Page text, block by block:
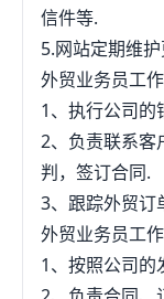
信件等.
5.网站定期维
外贸业务员工
1、执行公司的
2、负责联系客
判，签订合同.
3、跟踪外贸订
外贸业务员工
1、按照公司